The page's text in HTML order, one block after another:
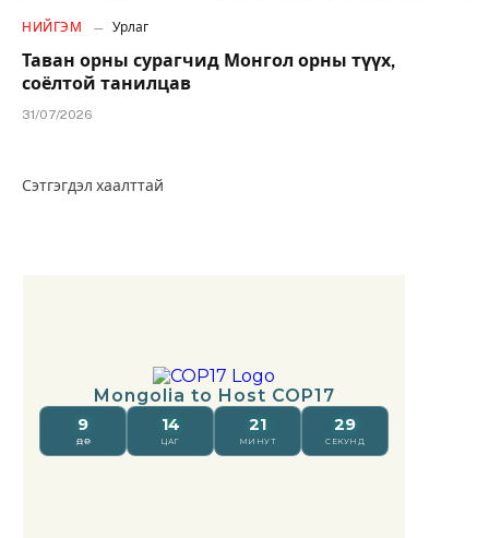
НИЙГЭМ Урлаг
Таван орны сурагчид Монгол орны түүх,
соёлтой танилцав
31/07/2026
Сэтгэгдэл хаалттай